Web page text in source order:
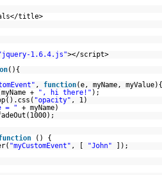
title>
1.6.4.js"></script>
(){
, function(e, myName, myValue){
+ ", hi there!" );
"opacity" , 1)
= " + myName)
() {
"myCustomEvent" , [ "John"
]);